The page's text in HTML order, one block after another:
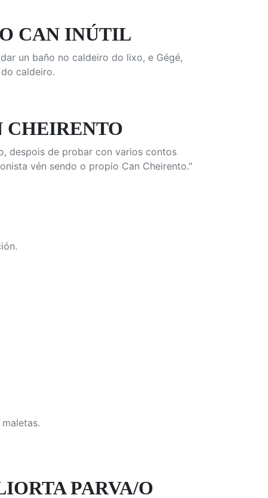
CAN INÚTIL
un baño no caldeiro do lixo, e Gégé,
caldeiro.
CHEIRENTO
despois de probar con varios contos
vén sendo o propio Can Cheirento."
PARVA/O